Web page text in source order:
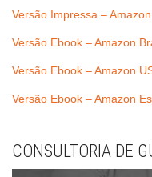
Versão Impressa –
Versão Ebook – Amazon
Versão Ebook – Amazon
Versão Ebook – Amazon
CONSULTORIA DE